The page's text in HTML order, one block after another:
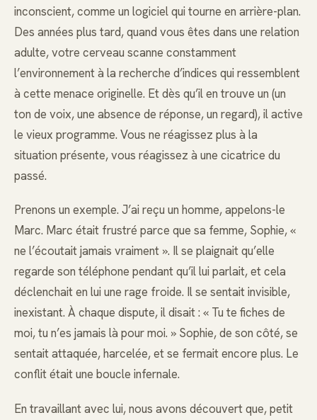
inconscient, comme un logiciel qui tourne en arrière-plan.
Des années plus tard, quand vous êtes dans une relation
adulte, votre cerveau scanne constamment
l’environnement à la recherche d’indices qui ressemblent
à cette menace originelle. Et dès qu’il en trouve un (un
ton de voix, une absence de réponse, un regard), il active
le vieux programme. Vous ne réagissez plus à la
situation présente, vous réagissez à une cicatrice du
passé.
Prenons un exemple. J’ai reçu un homme, appelons-le
Marc. Marc était frustré parce que sa femme, Sophie, «
ne l’écoutait jamais vraiment ». Il se plaignait qu’elle
regarde son téléphone pendant qu’il lui parlait, et cela
déclenchait en lui une rage froide. Il se sentait invisible,
inexistant. À chaque dispute, il disait : « Tu te fiches de
moi, tu n’es jamais là pour moi. » Sophie, de son côté, se
sentait attaquée, harcelée, et se fermait encore plus. Le
conflit était une boucle infernale.
En travaillant avec lui, nous avons découvert que, petit